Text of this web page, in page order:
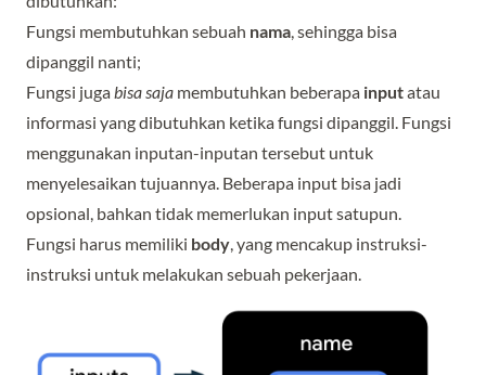
Fungsi membutuhkan sebuah nama, sehingga bisa
dipanggil nanti;
Fungsi jugabisa saja membutuhkan beberapa inputatau
informasi yang dibutuhkan ketika fungsi dipanggil. Fungsi
menggunakan inputan-inputan tersebut untuk
menyelesaikan tujuannya. Beberapa input bisa jadi
opsional, bahkan tidak memerlukan input satupun.
Fungsi harus memiliki body, yang mencakup instruksi-
instruksi untuk melakukan sebuah pekerjaan.